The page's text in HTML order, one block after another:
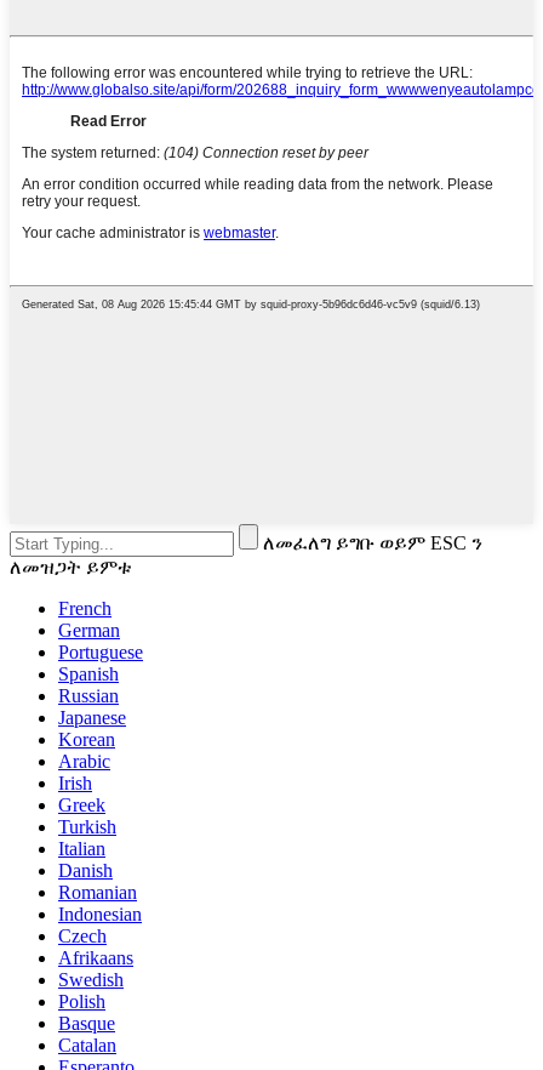
ለመፈለግ ይግቡ ወይም ESC ን
ለመዝጋት ይምቱ
French
German
Portuguese
Spanish
Russian
Japanese
Korean
Arabic
Irish
Greek
Turkish
Italian
Danish
Romanian
Indonesian
Czech
Afrikaans
Swedish
Polish
Basque
Catalan